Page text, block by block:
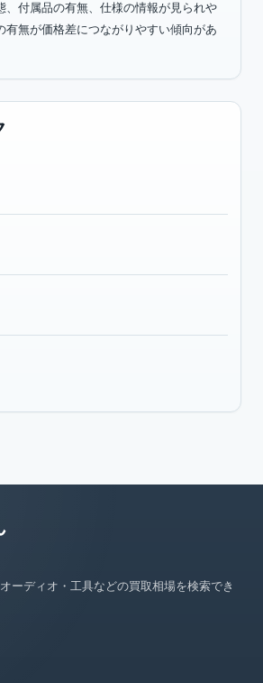
、付属品の有無、仕様の情報が見られや
有無が価格差につながりやすい傾向があ
ーディオ・工具などの買取相場を検索でき